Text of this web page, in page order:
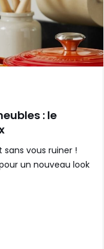
: le
vous ruiner !
un nouveau look